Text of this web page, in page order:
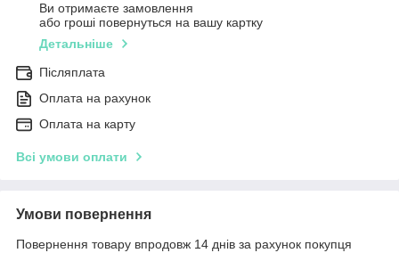
Ви отримаєте замовлення
або гроші повернуться на вашу картку
Детальніше
Післяплата
Оплата на рахунок
Оплата на карту
Всі умови оплати
Умови повернення
Повернення товару впродовж 14 днів за рахунок покупця